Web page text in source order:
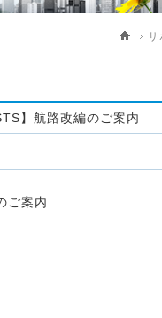
サ
】航路改編のご案内
ご案内